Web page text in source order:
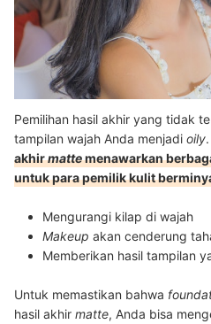
Pemilihan hasil akhir yang tidak
tampilan wajah Anda menjadi oily.
akhirmattemenawarkan
untuk para pemilik kulit
Mengurangi kilap di wajah
Makeup akan cenderung
Memberikan hasil tampilan
Untuk memastikan bahwa
hasil akhir matte, Anda bisa